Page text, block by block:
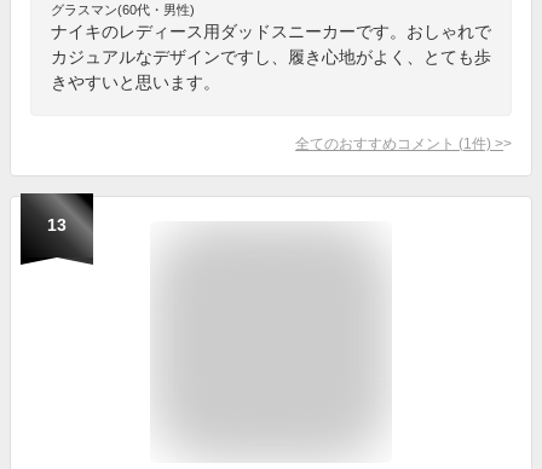
グラスマン(60代・男性)
ナイキのレディース用ダッドスニーカーです。おしゃれで
カジュアルなデザインですし、履き心地がよく、とても歩
きやすいと思います。
全てのおすすめコメント (1 件) >
13